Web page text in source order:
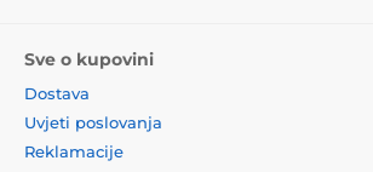
Sve o kupovini
Dostava
Uvjeti poslovanja
Reklamacije